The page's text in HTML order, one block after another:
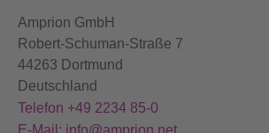
Amprion GmbH
Robert-Schuman-Straße 7
44263 Dortmund
Deutschland
Telefon +49 2234 85-0
E-Mail: info@amprion.net